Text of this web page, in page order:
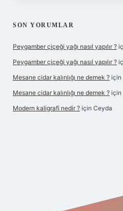
SON YORUMLAR
Peygamber çiçeği yağı nasıl yapılır ?
Peygamber çiçeği yağı nasıl yapılır ?
Mesane cidar kalınlığı ne demek ? için
Mesane cidar kalınlığı ne demek ? için
Modern kaligrafi nedir ? için Ceyda